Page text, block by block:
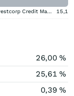
Investcorp Credit Management BDC 15,1
26,00 %
25,61 %
0,39 %